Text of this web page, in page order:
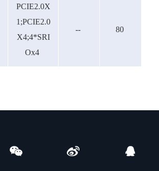
PCIE2.0X
1;PCIE2.0
X4;4*SRI
Ox4
-- 80